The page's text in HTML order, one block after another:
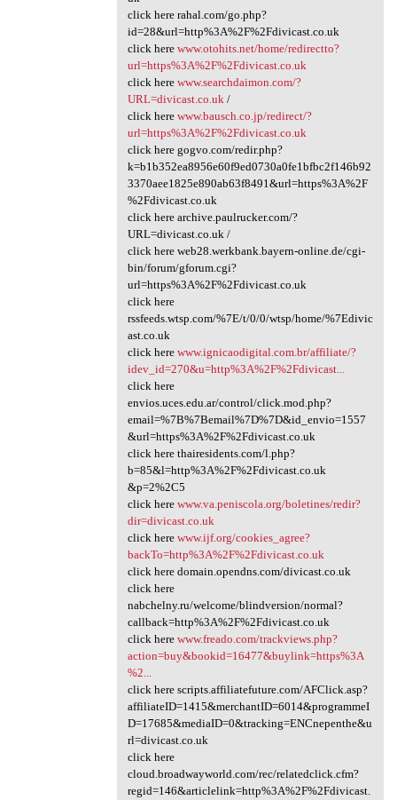
click here rahal.com/go.php?
id=28&url=http%3A%2F%2Fdivicast.co.uk
click here www.otohits.net/home/redirectto?
url=https%3A%2F%2Fdivicast.co.uk
click here www.searchdaimon.com/?
URL=divicast.co.uk/
click here www.bausch.co.jp/redirect/?
url=https%3A%2F%2Fdivicast.co.uk
click here gogvo.com/redir.php?
k=b1b352ea8956e60f9ed0730a0fe1bfbc2f146b92
3370aee1825e890ab63f8491&url=https%3A%2F
%2Fdivicast.co.uk
click here archive.paulrucker.com/?
URL=divicast.co.uk /
click here web28.werkbank.bayern-online.de/cgi-
bin/forum/gforum.cgi?
url=https%3A%2F%2Fdivicast.co.uk
click here
rssfeeds.wtsp.com/%7E/t/0/0/wtsp/home/%7Edivic
ast.co.uk
click here www.ignicaodigital.com.br/affiliate/?
idev_id=270&u=http%3A%2F%2Fdivicast...
click here
envios.uces.edu.ar/control/click.mod.php?
email=%7B%7Bemail%7D%7D&id_envio=1557
&url=https%3A%2F%2Fdivicast.co.uk
click here thairesidents.com/l.php?
b=85&l=http%3A%2F%2Fdivicast.co.uk
&p=2%2C5
click here www.va.peniscola.org/boletines/redir?
dir=divicast.co.uk
click here www.ijf.org/cookies_agree?
backTo=http%3A%2F%2Fdivicast.co.uk
click here domain.opendns.com/divicast.co.uk
click here
nabchelny.ru/welcome/blindversion/normal?
callback=http%3A%2F%2Fdivicast.co.uk
click here www.freado.com/trackviews.php?
action=buy&bookid=16477&buylink=https%3A
%2...
click here scripts.affiliatefuture.com/AFClick.asp?
affiliateID=1415&merchantID=6014&programmeI
D=17685&mediaID=0&tracking=ENCnepenthe&u
rl=divicast.co.uk
click here
cloud.broadwayworld.com/rec/relatedclick.cfm?
regid=146&articlelink=http%3A%2F%2Fdivicast.